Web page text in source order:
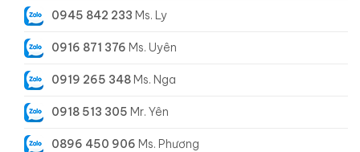
0945 842 233 Ms. Ly
0916 871 376 Ms. Uyên
0919 265 348 Ms. Nga
0918 513 305 Mr. Yên
0896 450 906 Ms. Phương